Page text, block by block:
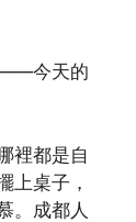
——今天的
裡都是自
上桌子，
。成都人